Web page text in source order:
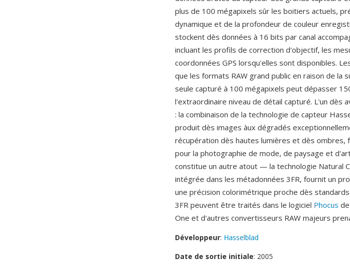
plus de 100 mégapixels sûr les boitiers actuels,
dynamique et de la profondeur de couleur
stockent dès données à 16 bits par canal
incluant les profils de correction d'objectif, les
coordonnées GPS lorsqu'elles sont disponibles.
que les formats RAW grand public en raison de
seule capturé à 100 mégapixels peut dépasser
l'extraordinaire niveau de détail capturé. L'un dès
: la combinaison de la technologie de capteur
produit dès images àux dégradés
récupération dès hautes lumières et dès ombres,
pour la photographie de mode, de paysage et
constitue un autre atout — la technologie Natural
intégrée dans les métadonnées 3FR, fournit un
une précision colorimétrique proche dès
3FR peuvent être traités dans le logiciel Phocus
One et d'autres convertisseurs RAW majeurs
Développeur: Hasselblad
Date de sortie initiale: 2005